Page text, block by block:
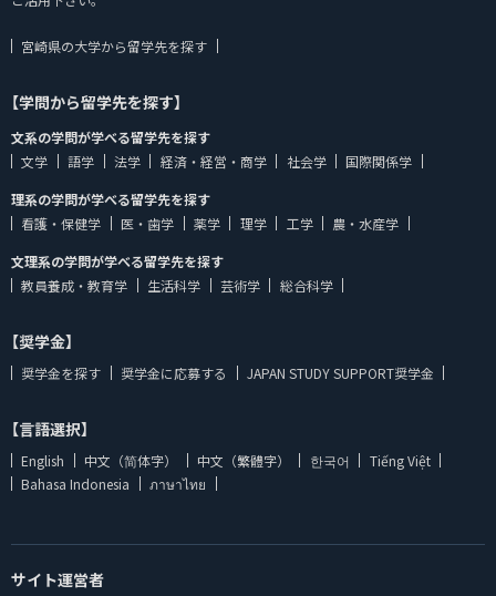
宮崎県の大学から留学先を探す
【学問から留学先を探す】
文系の学問が学べる留学先を探す
文学
語学 法学 経済・経営・商学 社会学
国際関係学
理系の学問が学べる留学先を探す
看護・保健学
医・歯学 薬学 理学 工学
農・水産学
文理系の学問が学べる留学先を探す
教員養成・教育学
生活科学 芸術学 総合科学
【奨学金】
奨学金を探す 奨学金に応募する JAPAN STUDY SUPPORT奨学金
【言語選択】
English 中文（简体字） 中文（繁體字） 한국어
Tiếng Việt
Bahasa Indonesia
ภาษาไทย
サイト運営者